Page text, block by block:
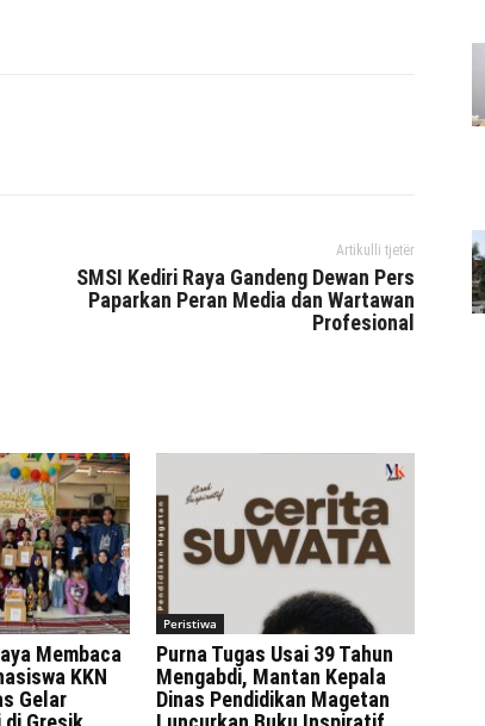
Artikulli tjetër
SMSI Kediri Raya Gandeng Dewan Pers
Paparkan Peran Media dan Wartawan
Profesional
Membaca
KKN
Gelar
Peristiwa
Purna Tugas Usai 39 Tahun
Mengabdi, Mantan Kepala
Dinas Pendidikan Magetan